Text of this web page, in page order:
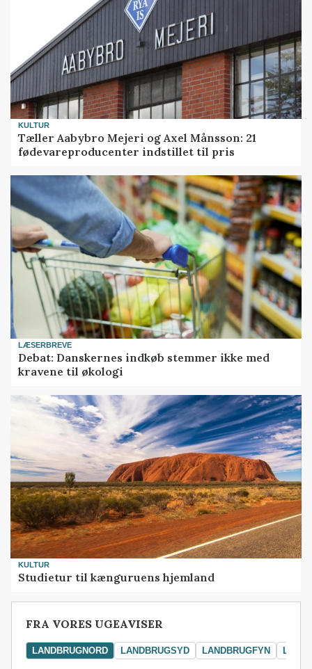
KULTUR
Tæller Aabybro Mejeri og Axel Månsson: 21
fødevareproducenter indstillet til pris
LÆSERBREVE
Debat: Danskernes indkøb stemmer ikke med
kravene til økologi
KULTUR
Studietur til kænguruens hjemland
FRA VORES UGEAVISER
LANDBRUGNORD LANDBRUGSYD LANDBRUGFYN